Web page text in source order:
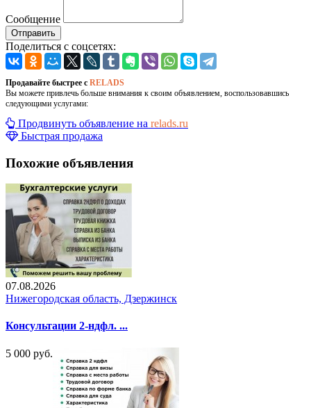
Сообщение
Отправить
Поделиться с соцсетях:
Продавайте быстрее с RELADS
Вы можете привлечь больше внимания к своим объявлением, воспользовавшись
следующими услугами:
Продвинуть объявление на relads.ru
Быстрая продажа
Похожие объявления
07.08.2026
Нижегородская область, Дзержинск
Консультации 2-ндфл. ...
5 000 руб.